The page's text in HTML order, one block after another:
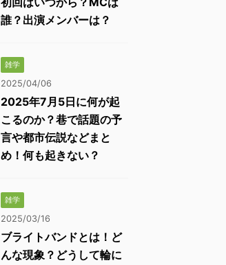
誰？出演メンバーは？
雑学
2025/04/06
2025年7月5日に何が起
こるのか？巷で話題の予
言や都市伝説などまと
め！何も起きない？
雑学
2025/03/16
ブライトバンドとは！ど
んな現象？どうして輪に